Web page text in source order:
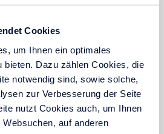
Cookies
um Ihnen ein optimales
bieten. Dazu zählen Cookies, die
notwendig sind, sowie solche,
zur Verbesserung der Seite
nutzt Cookies auch, um Ihnen
auf anderen
beachten?
Wasserspender?
ich den Wasserspender
nicht nutzen will?